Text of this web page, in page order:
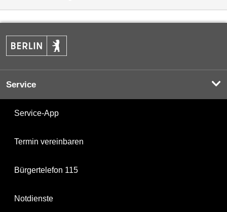
Service
Service-App
Termin vereinbaren
Bürgertelefon 115
Notdienste